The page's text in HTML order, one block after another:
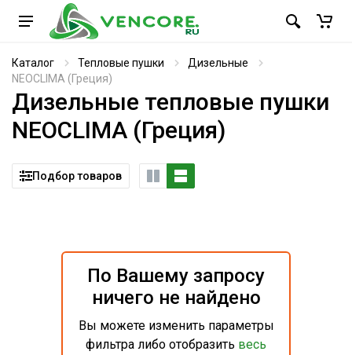
Каталог Тепловые пушки
Дизельные
NEOCLIMA (Греция)
Дизельные тепловые пушки
NEOCLIMA (Греция)
Подбор товаров
По Вашему запросу
ничего не найдено
Вы можете изменить параметры
фильтра либо отобразить весь